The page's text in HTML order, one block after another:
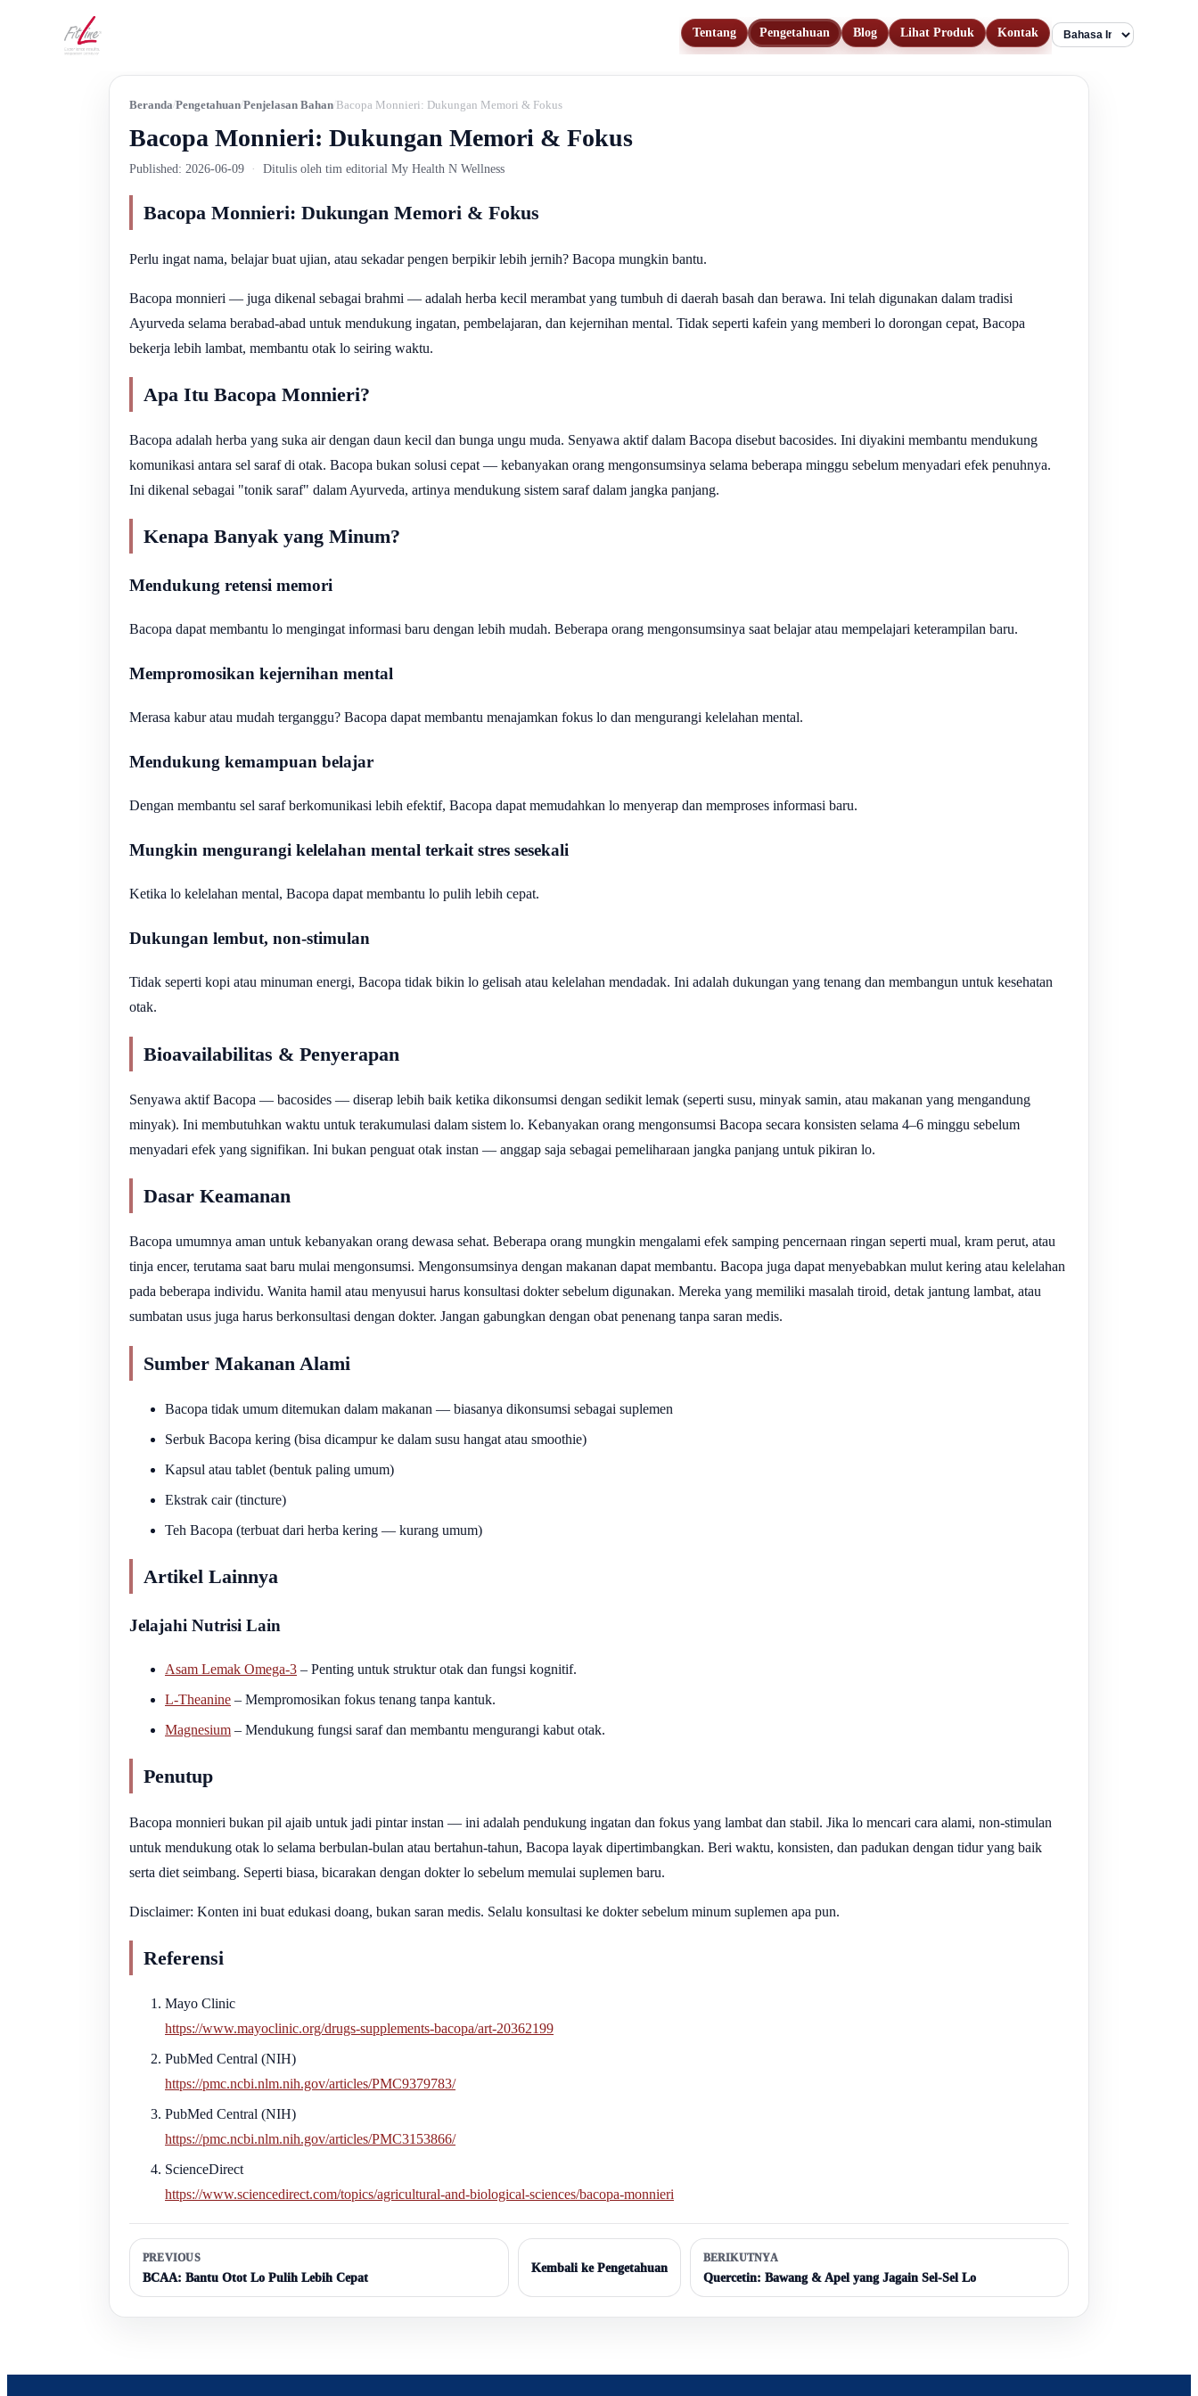
Tentang Pengetahuan Blog Lihat Produk
Kontak
Language
Beranda Pengetahuan Penjelasan Bahan Bacopa Monnieri: Dukungan Memori & Fokus
Bacopa Monnieri: Dukungan Memori & Fokus
Published: 2026-06-09 · Ditulis oleh tim editorial My Health N Wellness
Bacopa Monnieri: Dukungan Memori & Fokus
Perlu ingat nama, belajar buat ujian, atau sekadar pengen berpikir lebih jernih? Bacopa mungkin bantu.
Bacopa monnieri — juga dikenal sebagai brahmi — adalah herba kecil merambat yang tumbuh di daerah basah dan berawa. Ini telah digunakan dalam tradisi
Ayurveda selama berabad-abad untuk mendukung ingatan, pembelajaran, dan kejernihan mental. Tidak seperti kafein yang memberi lo dorongan cepat, Bacopa
bekerja lebih lambat, membantu otak lo seiring waktu.
Apa Itu Bacopa Monnieri?
Bacopa adalah herba yang suka air dengan daun kecil dan bunga ungu muda. Senyawa aktif dalam Bacopa disebut bacosides. Ini diyakini membantu mendukung
komunikasi antara sel saraf di otak. Bacopa bukan solusi cepat — kebanyakan orang mengonsumsinya selama beberapa minggu sebelum menyadari efek penuhnya.
Ini dikenal sebagai "tonik saraf" dalam Ayurveda, artinya mendukung sistem saraf dalam jangka panjang.
Kenapa Banyak yang Minum?
Mendukung retensi memori
Bacopa dapat membantu lo mengingat informasi baru dengan lebih mudah. Beberapa orang mengonsumsinya saat belajar atau mempelajari keterampilan baru.
Mempromosikan kejernihan mental
Merasa kabur atau mudah terganggu? Bacopa dapat membantu menajamkan fokus lo dan mengurangi kelelahan mental.
Mendukung kemampuan belajar
Dengan membantu sel saraf berkomunikasi lebih efektif, Bacopa dapat memudahkan lo menyerap dan memproses informasi baru.
Mungkin mengurangi kelelahan mental terkait stres sesekali
Ketika lo kelelahan mental, Bacopa dapat membantu lo pulih lebih cepat.
Dukungan lembut, non-stimulan
Tidak seperti kopi atau minuman energi, Bacopa tidak bikin lo gelisah atau kelelahan mendadak. Ini adalah dukungan yang tenang dan membangun untuk kesehatan
otak.
Bioavailabilitas & Penyerapan
Senyawa aktif Bacopa — bacosides — diserap lebih baik ketika dikonsumsi dengan sedikit lemak (seperti susu, minyak samin, atau makanan yang mengandung
minyak). Ini membutuhkan waktu untuk terakumulasi dalam sistem lo. Kebanyakan orang mengonsumsi Bacopa secara konsisten selama 4–6 minggu sebelum
menyadari efek yang signifikan. Ini bukan penguat otak instan — anggap saja sebagai pemeliharaan jangka panjang untuk pikiran lo.
Dasar Keamanan
Bacopa umumnya aman untuk kebanyakan orang dewasa sehat. Beberapa orang mungkin mengalami efek samping pencernaan ringan seperti mual, kram perut, atau
tinja encer, terutama saat baru mulai mengonsumsi. Mengonsumsinya dengan makanan dapat membantu. Bacopa juga dapat menyebabkan mulut kering atau kelelahan
pada beberapa individu. Wanita hamil atau menyusui harus konsultasi dokter sebelum digunakan. Mereka yang memiliki masalah tiroid, detak jantung lambat, atau
sumbatan usus juga harus berkonsultasi dengan dokter. Jangan gabungkan dengan obat penenang tanpa saran medis.
Sumber Makanan Alami
Bacopa tidak umum ditemukan dalam makanan — biasanya dikonsumsi sebagai suplemen
Serbuk Bacopa kering (bisa dicampur ke dalam susu hangat atau smoothie)
Kapsul atau tablet (bentuk paling umum)
Ekstrak cair (tincture)
Teh Bacopa (terbuat dari herba kering — kurang umum)
Artikel Lainnya
Jelajahi Nutrisi Lain
Asam Lemak Omega-3 – Penting untuk struktur otak dan fungsi kognitif.
L-Theanine – Mempromosikan fokus tenang tanpa kantuk.
Magnesium – Mendukung fungsi saraf dan membantu mengurangi kabut otak.
Penutup
Bacopa monnieri bukan pil ajaib untuk jadi pintar instan — ini adalah pendukung ingatan dan fokus yang lambat dan stabil. Jika lo mencari cara alami, non-stimulan
untuk mendukung otak lo selama berbulan-bulan atau bertahun-tahun, Bacopa layak dipertimbangkan. Beri waktu, konsisten, dan padukan dengan tidur yang baik
serta diet seimbang. Seperti biasa, bicarakan dengan dokter lo sebelum memulai suplemen baru.
Disclaimer: Konten ini buat edukasi doang, bukan saran medis. Selalu konsultasi ke dokter sebelum minum suplemen apa pun.
Referensi
Mayo Clinic
https://www.mayoclinic.org/drugs-supplements-bacopa/art-20362199
PubMed Central (NIH)
https://pmc.ncbi.nlm.nih.gov/articles/PMC9379783/
PubMed Central (NIH)
https://pmc.ncbi.nlm.nih.gov/articles/PMC3153866/
ScienceDirect
https://www.sciencedirect.com/topics/agricultural-and-biological-sciences/bacopa-monnieri
PREVIOUS
BCAA: Bantu Otot Lo Pulih Lebih Cepat
Kembali ke Pengetahuan
BERIKUTNYA
Quercetin: Bawang & Apel yang Jagain Sel-Sel Lo